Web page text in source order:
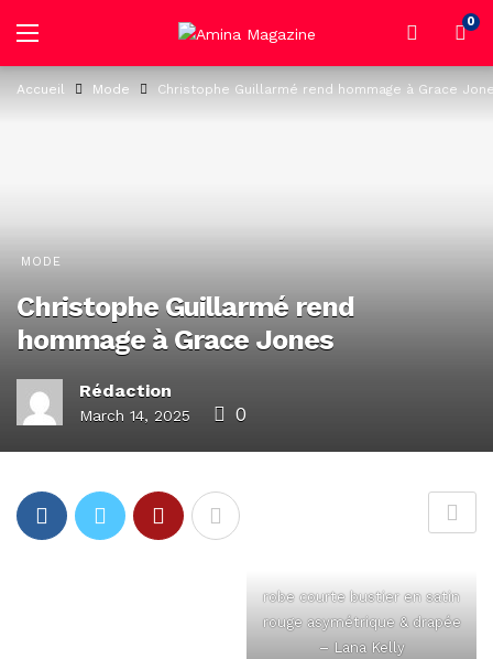
0
Accueil Mode Christophe Guillarmé rend hommage à Grace
MODE
Christophe Guillarmé rend
hommage à Grace Jones
Rédaction
March 14, 2025 0
robe courte bustier en satin
rouge asymétrique & drapée
– Lana Kelly